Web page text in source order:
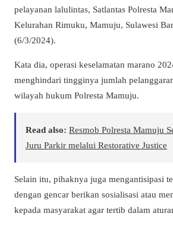
pelayanan lalulintas, Satlantas Polresta
Kelurahan Rimuku, Mamuju, Sulawesi
(6/3/2024).
Kata dia, operasi keselamatan marano
menghindari tingginya jumlah
wilayah hukum Polresta Mamuju.
Read also: Resmob Polresta Mamuju
Juru Parkir melalui Restorative Justice
Selain itu, pihaknya juga mengantisipasi
dengan gencar berikan sosialisasi atau
kepada masyarakat agar tertib dalam